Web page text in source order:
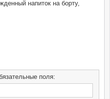
напиток на борту,
поля: